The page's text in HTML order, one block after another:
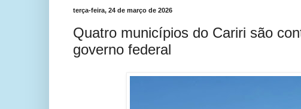
terça-feira, 24 de março de 2026
Quatro municípios do Cariri são
governo federal